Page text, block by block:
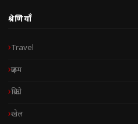
श्रेणियाँ
Travel
क्राइम
क्रिप्टो
खेल